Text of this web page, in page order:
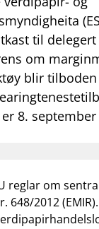
for investorer
til
om
blir
8. september
reglar om
648/2012